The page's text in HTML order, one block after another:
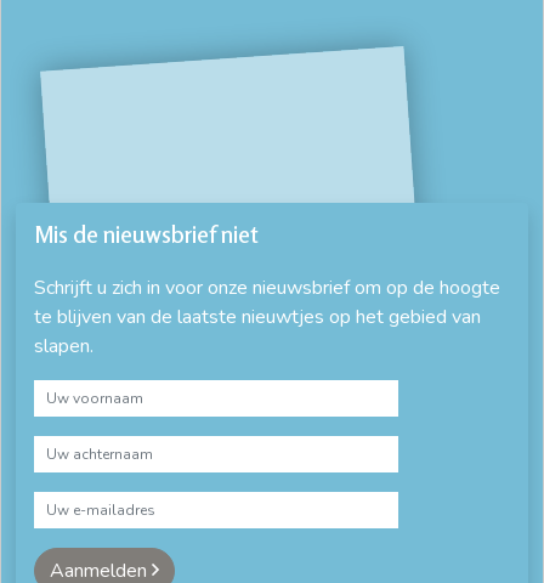
Mis de nieuwsbrief niet
Schrijft u zich in voor onze nieuwsbrief om op de hoogte
te blijven van de laatste nieuwtjes op het gebied van
slapen.
Aanmelden